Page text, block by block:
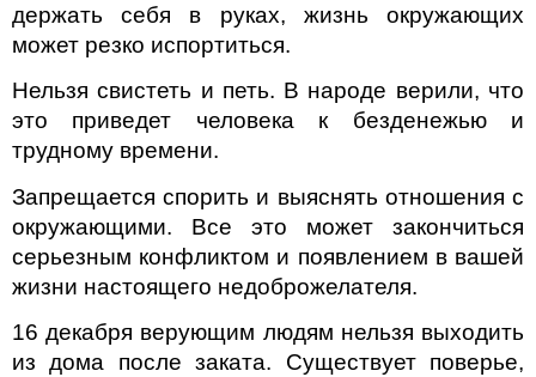
держать себя в руках, жизнь окружающих
может резко испортиться.
Нельзя свистеть и петь. В народе верили, что
это приведет человека к безденежью и
трудному времени.
Запрещается спорить и выяснять отношения с
окружающими. Все это может закончиться
серьезным конфликтом и появлением в вашей
жизни настоящего недоброжелателя.
16 декабря верующим людям нельзя выходить
из дома после заката. Существует поверье,